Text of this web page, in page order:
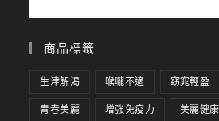
商品標籤
生津解渴 喉嚨不適 窈窕輕盈
青春美麗 增強免疫力 美麗健康